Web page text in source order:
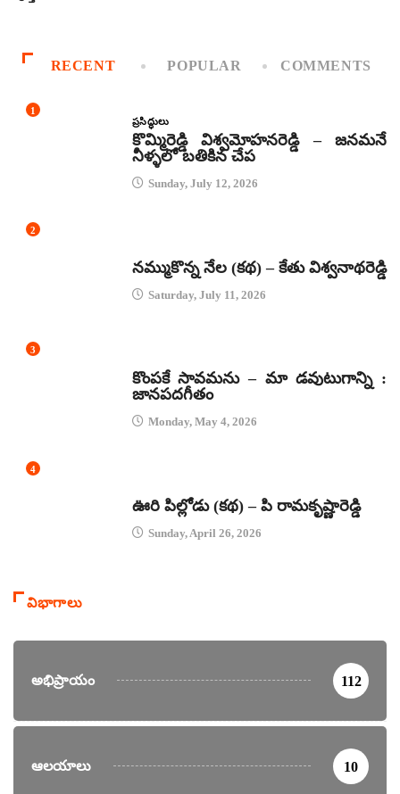
RECENT POPULAR COMMENTS
1
ప్రసిద్ధులు
కొమ్మిరెడ్డి విశ్వమోహనరెడ్డి – జనమనే
నీళ్ళలో బతికిన చేప
Sunday, July 12, 2026
2
నమ్ముకొన్న నేల (కథ) – కేతు విశ్వనాథరెడ్డి
Saturday, July 11, 2026
3
కొంపకే సావమను – మా డవుటుగాన్ని :
జానపదగీతం
Monday, May 4, 2026
4
ఊరి పిల్లోడు (కథ) – పి రామకృష్ణారెడ్డి
Sunday, April 26, 2026
విభాగాలు
అభిప్రాయం 112
ఆలయాలు 10